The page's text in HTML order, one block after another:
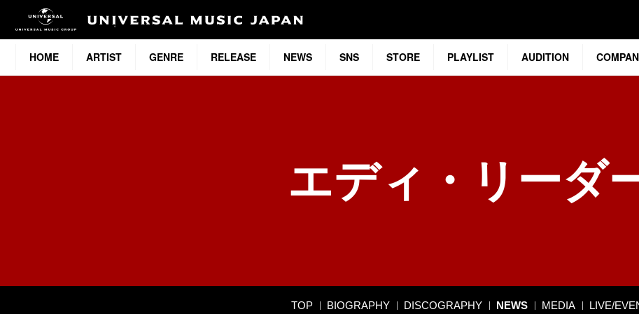
HOME ARTIST GENRE RELEASE NEWS SNS STORE PLAYLIST AUDITION
エディ・リーダ
TOP BIOGRAPHY DISCOGRAPHY NEWS MEDIA LIVE/